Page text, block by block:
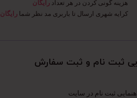
هزینه گونی کردن در هر تعداد رایگان
کرایه شهری ارسال تا باربری مد نظر شما رایگان
ثبت نام و ثبت سفارش​
ثبت نام در سایت